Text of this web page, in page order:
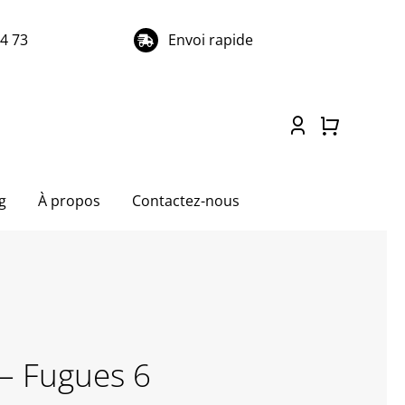
73 Envoi rapide
À propos Contactez-nous
Fugues 6